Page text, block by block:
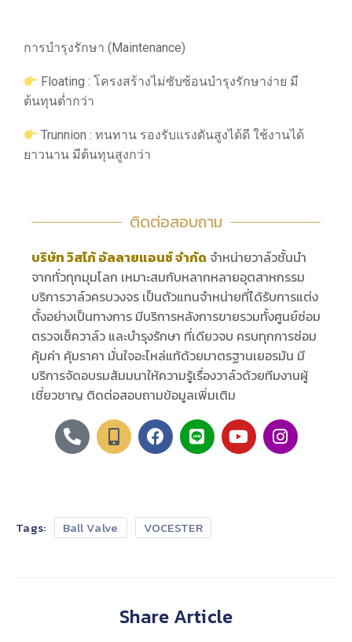
การบำรุงรักษา (Maintenance)
Floating : โครงสร้างไม่ซับซ้อนบำรุงรักษาง่าย มี
ต้นทุนต่ำกว่า
Trunnion : ทนทาน รองรับแรงดันสูงได้ดี ใช้งานได้
ยาวนาน มีต้นทุนสูงกว่า
ติดต่อสอบถาม
บริษัท วิสโก้ อัลลายแอนซ์ จำกัด จำหน่ายวาล์วชั้นนำ
จากทั่วทุกมุมโลก เหมาะสมกับหลากหลายอุตสาหกรรม
บริการวาล์วครบวงจร เป็นตัวแทนจำหน่ายที่ได้รับการแต่ง
ตั้งอย่างเป็นทางการ มีบริการหลังการขายรวมทั้งศูนย์ซ่อม
ตรวจเช็ควาล์ว และบำรุงรักษา ที่เดียวจบ ครบทุกการซ่อม
คุ้มค่า คุ้มราคา มั่นใจอะไหล่แท้ด้วยมาตรฐานเยอรมัน มี
บริการจัดอบรมสัมมนาให้ความรู้เรื่องวาล์วด้วยทีมงานผู้
เชี่ยวชาญ ติดต่อสอบถามข้อมูลเพิ่มเติม
Tags: Ball Valve VOCESTER
Share Article